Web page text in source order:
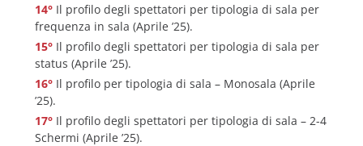
Il profilo degli spettatori per tipologia di sala per
frequenza in sala (Aprile ’25).
Il profilo degli spettatori per tipologia di sala per
status (Aprile ’25).
Il profilo per tipologia di sala – Monosala (Aprile
’25).
Il profilo degli spettatori per tipologia di sala – 2-4
Schermi (Aprile ’25).